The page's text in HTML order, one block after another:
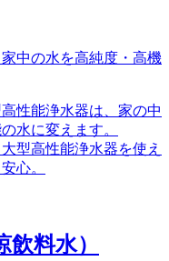
中の水を高純度・高機
性能浄水器は、家の中
水に変えます。
型高性能浄水器を使え
心。
料水）